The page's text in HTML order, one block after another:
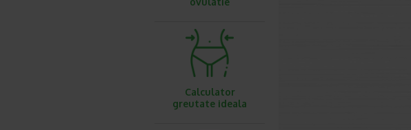
Calculator
greutate ideala